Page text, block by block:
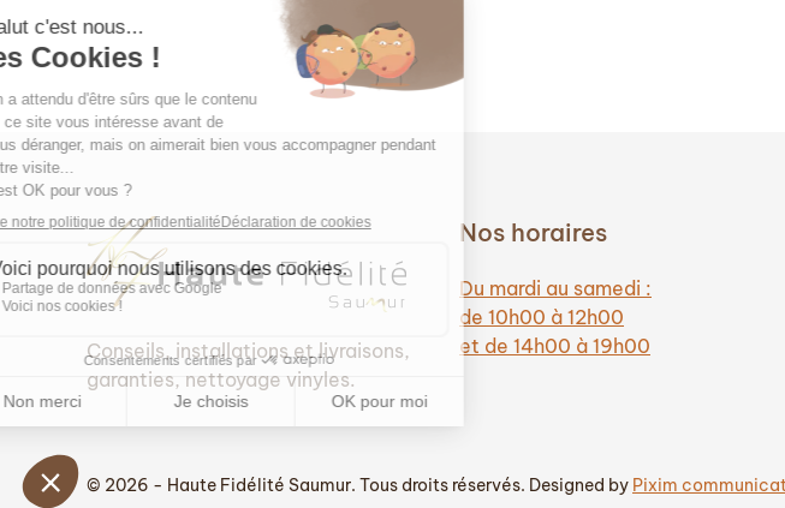
599,00 €.
Conseils, installations et livraisons,
garanties, nettoyage vinyles.
Nos horaires
Du mardi au samedi :
de 10h00 à 12h00
et de 14h00 à 19h00
© 2026 - Haute Fidélité Saumur. Tous droits réservés. Designed by Pixim